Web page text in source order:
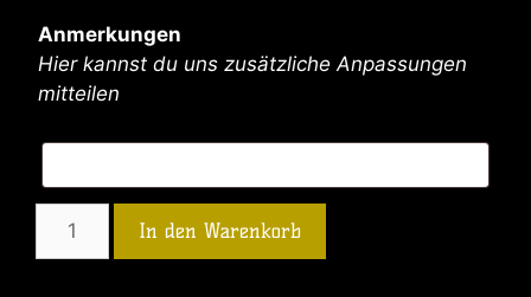
Anmerkungen
Hier kannst du uns zusätzliche Anpassungen
mitteilen
In den Warenkorb